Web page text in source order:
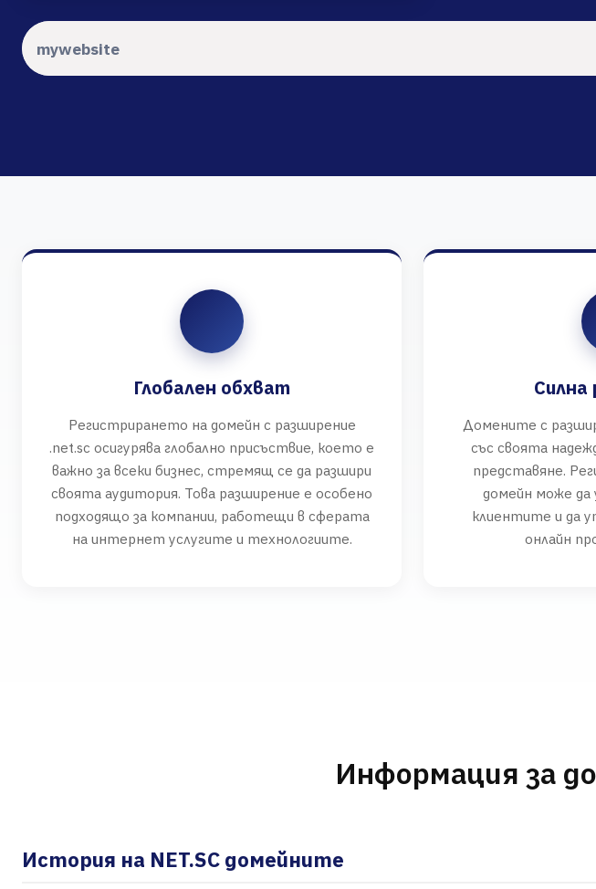
Глобален обхват
Регистрирането на домейн с разширение
.net.sc осигурява глобално присъствие, което е
важно за всеки бизнес, стремящ се да разшири
своята аудитория. Това разширение е особено
подходящо за компании, работещи в сферата
на интернет услугите и технологиите.
Силна
Домените с
със своята
представяне.
домейн може да
клиентите и да
онлайн
Информация за
История на NET.SC домейните